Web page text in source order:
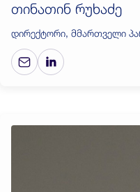
თინათინ რუხაძე
დირექტორი, მმართველი